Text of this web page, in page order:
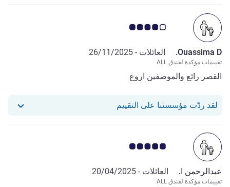
ملاحظة أراء العملاء 4.0/5
Ouassima D. العائلات - 26/11/2025
تقييمات مؤكدة لفندق ALL
القصر رائع والموضفين اروع
لقد ردّت مؤسستنا على التقييم استجاب فندقنا للمراجعة من Ouassima D.
ملاحظة أراء العملاء 5.0/5
عبدالرحمن ا. العائلات - 20/04/2025
تقييمات مؤكدة لفندق ALL